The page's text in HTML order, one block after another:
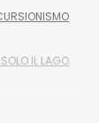
IL LAGO